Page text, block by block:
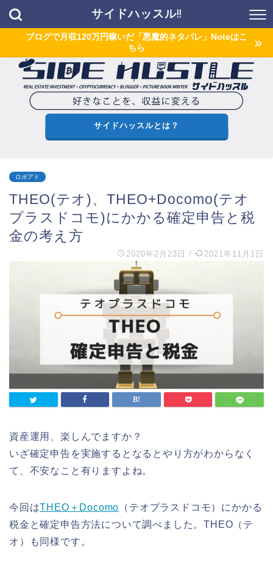
サイドハッスル!!
ブログで月収120万円稼いだ「悪魔的ネタバレ」Noteはこ
ちら
サイドハッスルとは？
ロボアド
THEO(テオ)、THEO+Docomo(テオ
プラスドコモ)にかかる確定申告と税
金の考え方
2020年2月23日 / 2021年11月1日
資産運用、楽しんでますか？
いざ確定申告を実施するとなるとやり方がわからなく
て、不安なこと有りますよね。
今回はTHEO＋Docomo （テオプラスドコモ）にかかる
税金と確定申告方法について調べました。THEO（テ
オ）も同様です。